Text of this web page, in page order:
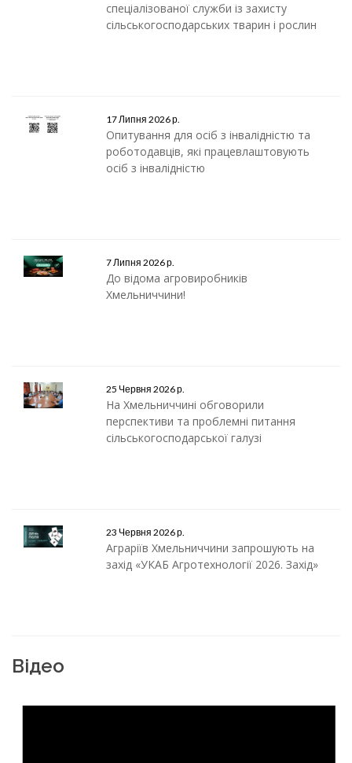
спеціалізованої служби із захисту
сільськогосподарських тварин і рослин
17 Липня 2026 р.
Опитування для осіб з інвалідністю та
роботодавців, які працевлаштовують
осіб з інвалідністю
7 Липня 2026 р.
До відома агровиробників
Хмельниччини!
25 Червня 2026 р.
На Хмельниччині обговорили
перспективи та проблемні питання
сільськогосподарської галузі
23 Червня 2026 р.
Аграріїв Хмельниччини запрошують на
захід «УКАБ Агротехнології 2026. Захід»
Відео